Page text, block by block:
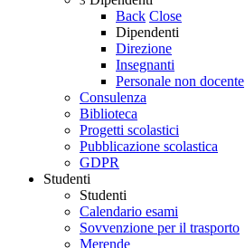
Back Close
Dipendenti
Direzione
Insegnanti
Personale non docente
Consulenza
Biblioteca
Progetti scolastici
Pubblicazione scolastica
GDPR
Studenti
Studenti
Calendario esami
Sovvenzione per il trasporto
Merende